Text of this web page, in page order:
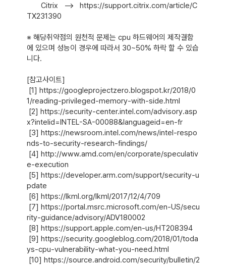
Citrix   -->   https://support.citrix.com/article/C
TX231390
※ 해당취약점의 원천적 문제는 cpu 하드웨어의 제작결함
에 있으며 성능이 경우에 따라서 30~50% 하락 할 수 있습
니다.
[참고사이트]
1/reading-privileged-memory-with-side.html
x?intelid=INTEL-SA-00088&languageid=en-fr
nds-to-security-research-findings/
e-execution
pdate
rity-guidance/advisory/ADV180002
ys-cpu-vulnerability-what-you-need.html